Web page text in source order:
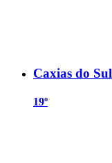
Caxias do Sul
19º